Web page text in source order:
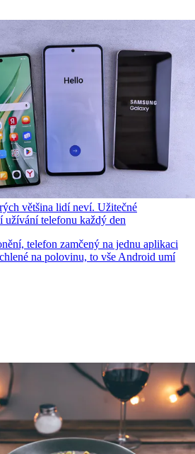
většina lidí neví. Užitečné
telefonu každý den
telefon zamčený na jednu aplikaci
na polovinu, to vše Android umí